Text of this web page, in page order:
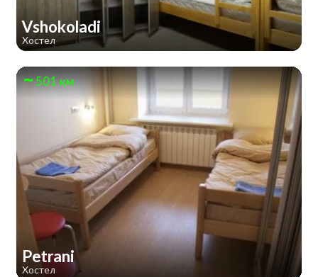
Vshokoladi
Хостел
501 км
Petrani
Хостел